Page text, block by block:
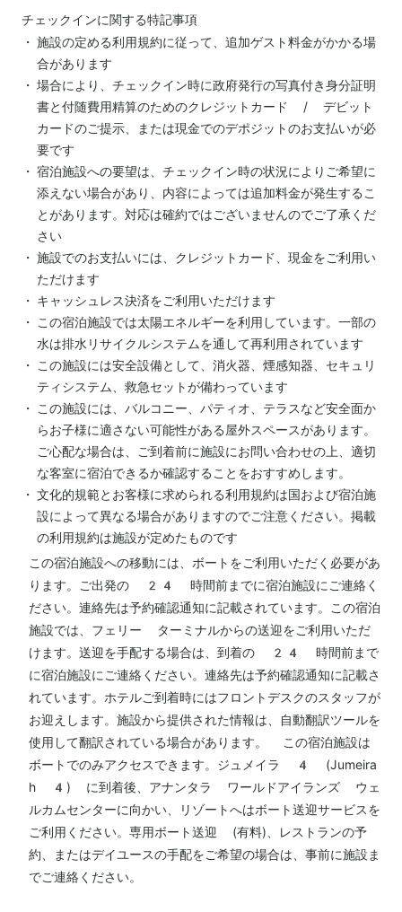
チェックインに関する特記事項
施設の定める利用規約に従って、追加ゲスト料金がかかる場
合があります
場合により、チェックイン時に政府発行の写真付き身分証明
書と付随費用精算のためのクレジットカード / デビット
カードのご提示、または現金でのデポジットのお支払いが必
要です
宿泊施設への要望は、チェックイン時の状況によりご希望に
添えない場合があり、内容によっては追加料金が発生するこ
とがあります。対応は確約ではございませんのでご了承くだ
さい
施設でのお支払いには、クレジットカード、現金をご利用い
ただけます
キャッシュレス決済をご利用いただけます
この宿泊施設では太陽エネルギーを利用しています。一部の
水は排水リサイクルシステムを通して再利用されています
この施設には安全設備として、消火器、煙感知器、セキュリ
ティシステム、救急セットが備わっています
この施設には、バルコニー、パティオ、テラスなど安全面か
らお子様に適さない可能性がある屋外スペースがあります。
ご心配な場合は、ご到着前に施設にお問い合わせの上、適切
な客室に宿泊できるか確認することをおすすめします。
文化的規範とお客様に求められる利用規約は国および宿泊施
設によって異なる場合がありますのでご注意ください。掲載
の利用規約は施設が定めたものです
この宿泊施設への移動には、ボートをご利用いただく必要があ
ります。ご出発の 24 時間前までに宿泊施設にご連絡く
ださい。連絡先は予約確認通知に記載されています。この宿泊
施設では、フェリー ターミナルからの送迎をご利用いただ
けます。送迎を手配する場合は、到着の 24 時間前まで
に宿泊施設にご連絡ください。連絡先は予約確認通知に記載さ
れています。ホテルご到着時にはフロントデスクのスタッフが
お迎えします。施設から提供された情報は、自動翻訳ツールを
使用して翻訳されている場合があります。 この宿泊施設は
ボートでのみアクセスできます。ジュメイラ 4 (Jumeira
h 4) に到着後、アナンタラ ワールドアイランズ ウェ
ルカムセンターに向かい、リゾートへはボート送迎サービスを
ご利用ください。専用ボート送迎 (有料)、レストランの予
約、またはデイユースの手配をご希望の場合は、事前に施設ま
でご連絡ください。